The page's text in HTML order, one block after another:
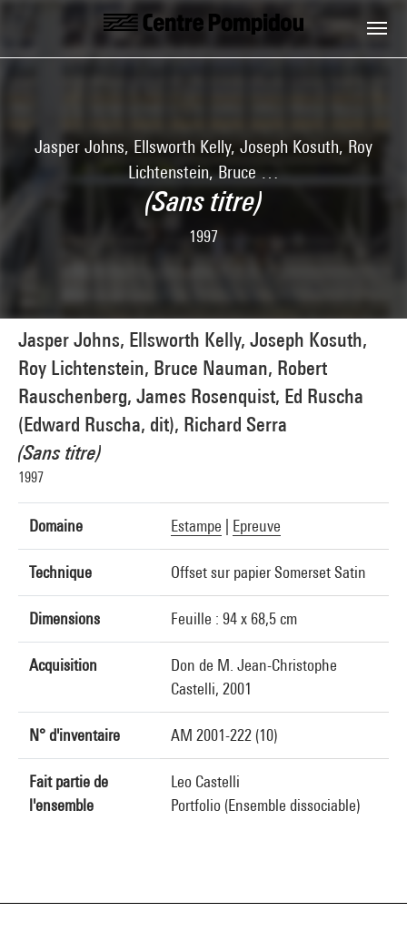
Aller au contenu principal
Centre Pompidou
Jasper Johns, Ellsworth Kelly, Joseph Kosuth, Roy
Lichtenstein, Bruce …
(Sans titre)
1997
Jasper Johns, Ellsworth Kelly, Joseph Kosuth,
Roy Lichtenstein, Bruce Nauman, Robert
Rauschenberg, James Rosenquist, Ed Ruscha
(Edward Ruscha, dit), Richard Serra
(Sans titre)
1997
Domaine Estampe Epreuve
Technique Offset sur papier Somerset Satin
Dimensions Feuille : 94 x 68,5 cm
Acquisition
Don de M. Jean-Christophe
Castelli, 2001
N° d'inventaire AM 2001-222 (10)
Fait partie de
l'ensemble
Leo Castelli
Portfolio (Ensemble dissociable)